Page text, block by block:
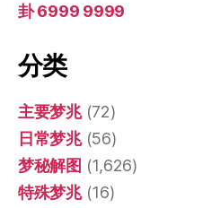
卦 6999 9999
分类
主要梦兆(72)
日常梦兆(56)
梦秘解图 (1,626)
特殊梦兆(16)